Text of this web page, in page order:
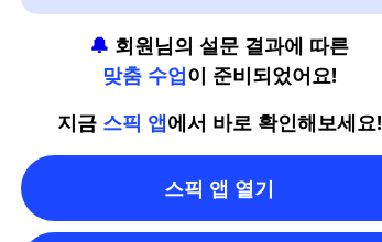
🔔 회원님의 설문 결과에 따른
맞춤 수업이 준비되었어요!
지금 스픽 앱에서 바로 확인해보세요!
스픽 앱 열기